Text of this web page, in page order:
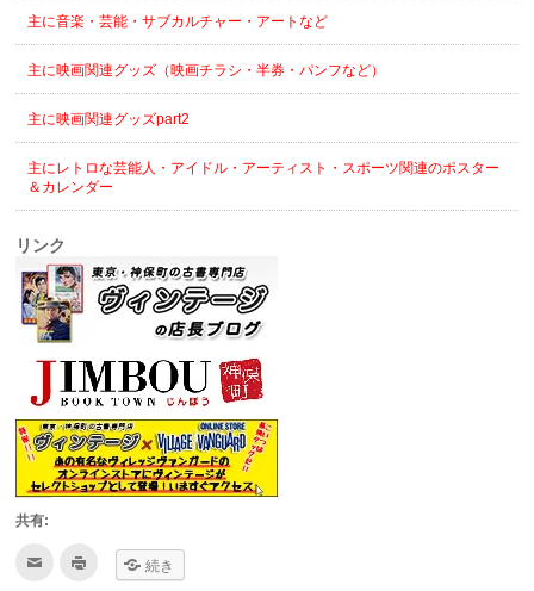
主に音楽・芸能・サブカルチャー・アートなど
主に映画関連グッズ（映画チラシ・半券・パンフなど）
主に映画関連グッズpart2
主にレトロな芸能人・アイドル・アーティスト・スポーツ関連のポスター
＆カレンダー
リンク
共有:
続き